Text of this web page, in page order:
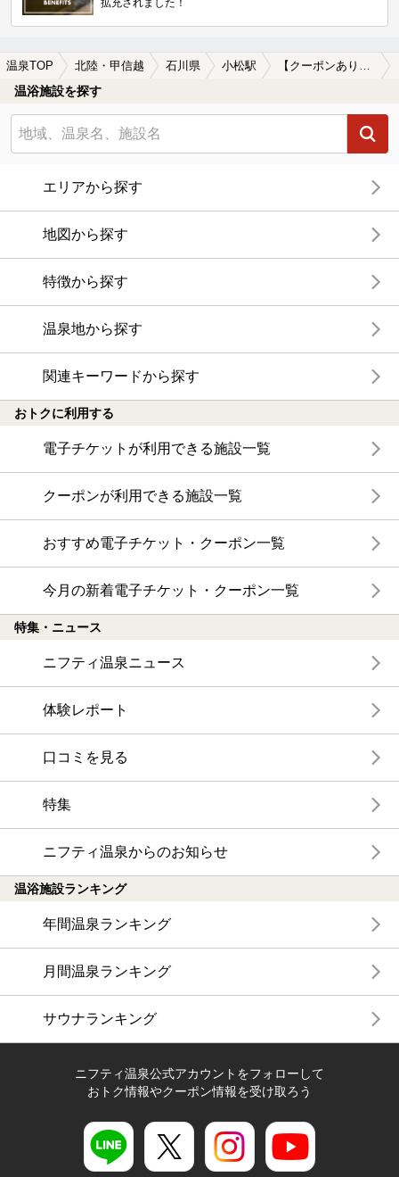
拡充されました！
温泉TOP 北陸・甲信越 石川県 小松駅 【クーポンあり】切り傷に効能がある小松駅近くの温泉、日帰り温泉、スーパー銭湯おすすめ
温浴施設を探す
エリアから探す
地図から探す
特徴から探す
温泉地から探す
関連キーワードから探す
おトクに利用する
電子チケットが利用できる施設一覧
クーポンが利用できる施設一覧
おすすめ電子チケット・クーポン一覧
今月の新着電子チケット・クーポン一覧
特集・ニュース
ニフティ温泉ニュース
体験レポート
口コミを見る
特集
ニフティ温泉からのお知らせ
温浴施設ランキング
年間温泉ランキング
月間温泉ランキング
サウナランキング
ニフティ温泉公式アカウントをフォローして
おトク情報やクーポン情報を受け取ろう